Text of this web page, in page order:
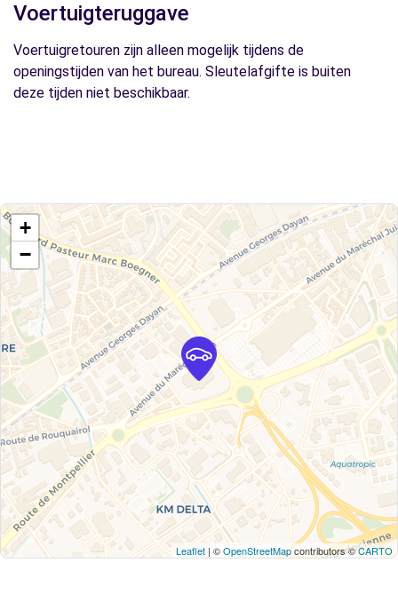
Voertuigteruggave
Voertuigretouren zijn alleen mogelijk tijdens de
openingstijden van het bureau. Sleutelafgifte is buiten
deze tijden niet beschikbaar.
+
−
Leaflet | ©OpenStreetMapcontributors ©CARTO